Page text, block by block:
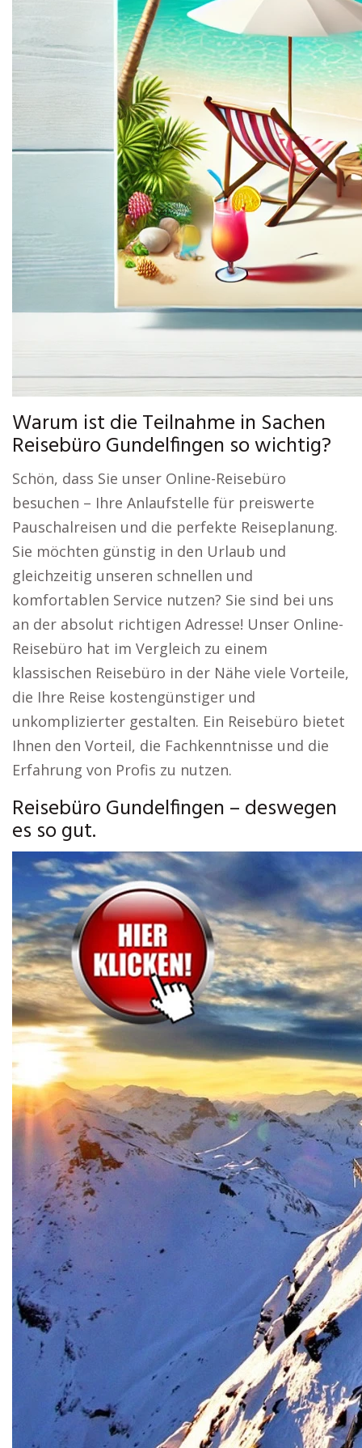
Warum ist die Teilnahme in Sachen
Reisebüro Gundelfingen so wichtig?
Schön, dass Sie unser Online-Reisebüro
besuchen – Ihre Anlaufstelle für preiswerte
Pauschalreisen und die perfekte Reiseplanung.
Sie möchten günstig in den Urlaub und
gleichzeitig unseren schnellen und
komfortablen Service nutzen? Sie sind bei uns
an der absolut richtigen Adresse! Unser Online-
Reisebüro hat im Vergleich zu einem
klassischen Reisebüro in der Nähe viele Vorteile,
die Ihre Reise kostengünstiger und
unkomplizierter gestalten. Ein Reisebüro bietet
Ihnen den Vorteil, die Fachkenntnisse und die
Erfahrung von Profis zu nutzen.
Reisebüro Gundelfingen – deswegen
es so gut.